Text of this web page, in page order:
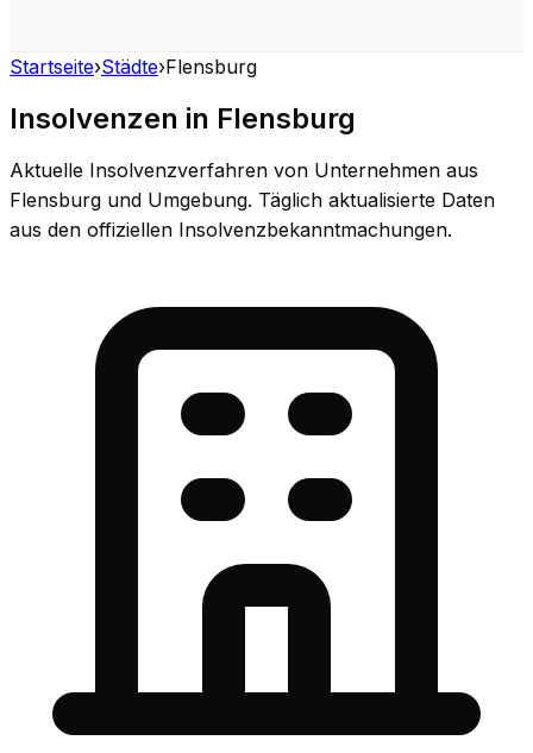
Startseite›Städte›Flensburg
Insolvenzen in Flensburg
Aktuelle Insolvenzverfahren von Unternehmen aus
Flensburg und Umgebung. Täglich aktualisierte Daten
aus den offiziellen Insolvenzbekanntmachungen.